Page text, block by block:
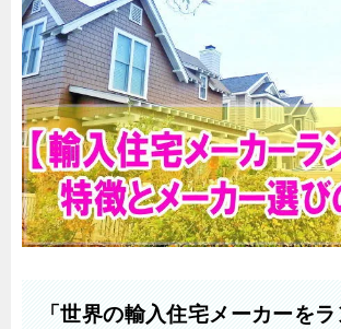
「世界の輸入住宅メーカーを